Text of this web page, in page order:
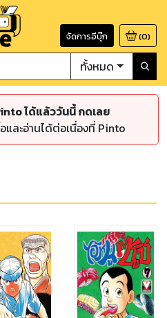
จัดการอีบุ๊ก (0)
ทั้งหมด
ได้แล้ววันนี้ กดเลย
ละอ่านได้ต่อเนื่องที่ Pinto